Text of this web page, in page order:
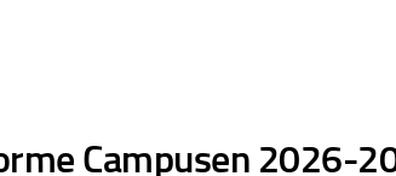
Campusen 2026-